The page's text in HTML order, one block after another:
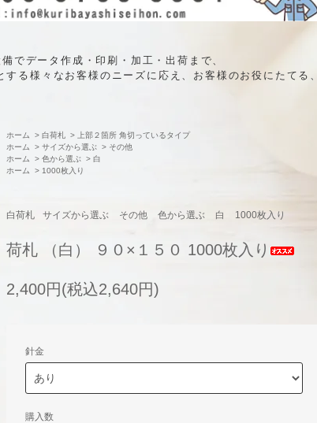
でデータ作成・印刷・加工・出荷まで、
る様々なお客様のニーズに応え、お客様のお役にたてる、
ホーム > 白荷札 >
上部２箇所 角切っているタイプ
ホーム
> サイズから選ぶ > その他
ホーム
> 色から選ぶ > 白
ホーム
> 1000枚入り
白荷札 サイズから選ぶ その他 色から選ぶ 白 1000枚入り
荷札 （白） ９０×１５０ 1000枚入り
2,400円(税込2,640円)
針金
購入数